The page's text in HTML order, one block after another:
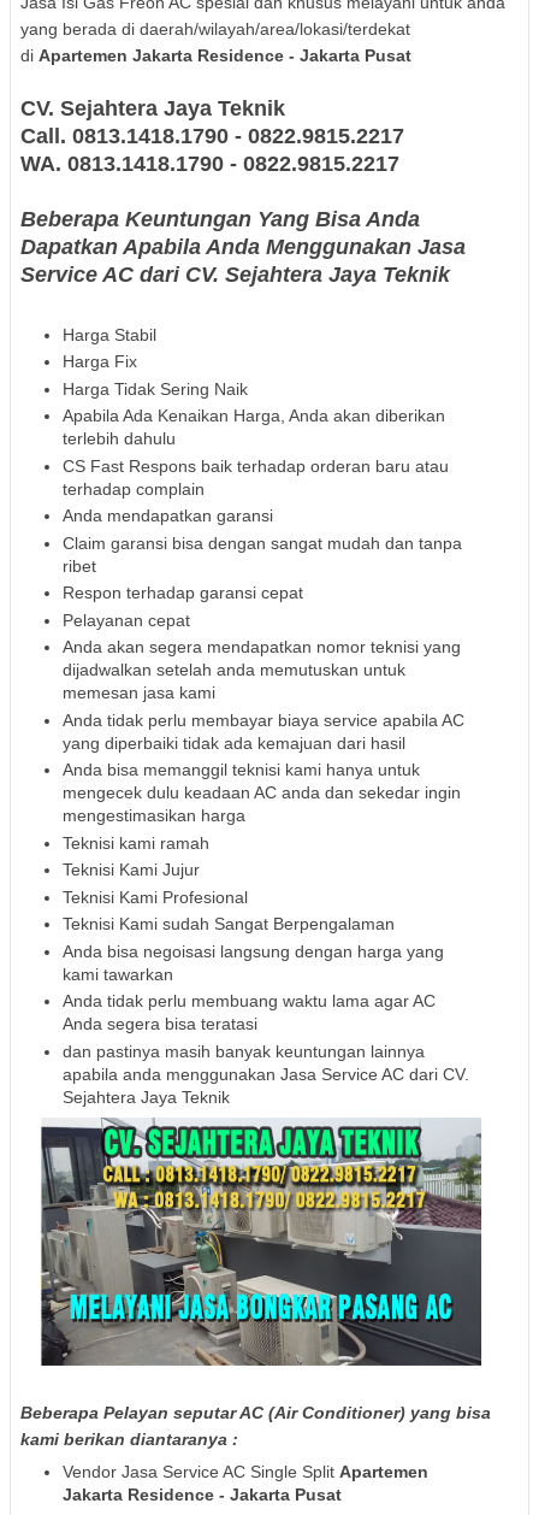
yang berada di daerah/wilayah/area/lokasi/terdekat
di Apartemen Jakarta Residence - Jakarta Pusat
CV. Sejahtera Jaya Teknik
Call. 0813.1418.1790 - 0822.9815.2217
WA. 0813.1418.1790 - 0822.9815.2217
Beberapa Keuntungan Yang Bisa Anda
Dapatkan Apabila Anda Menggunakan Jasa
Service AC dari CV. Sejahtera Jaya Teknik
Harga Stabil
Harga Fix
Harga Tidak Sering Naik
Apabila Ada Kenaikan Harga, Anda akan diberikan
terlebih dahulu
CS Fast Respons baik terhadap orderan baru atau
terhadap complain
Anda mendapatkan garansi
Claim garansi bisa dengan sangat mudah dan tanpa
ribet
Respon terhadap garansi cepat
Pelayanan cepat
Anda akan segera mendapatkan nomor teknisi yang
dijadwalkan setelah anda memutuskan untuk
memesan jasa kami
Anda tidak perlu membayar biaya service apabila AC
yang diperbaiki tidak ada kemajuan dari hasil
Anda bisa memanggil teknisi kami hanya untuk
mengecek dulu keadaan AC anda dan sekedar ingin
mengestimasikan harga
Teknisi kami ramah
Teknisi Kami Jujur
Teknisi Kami Profesional
Teknisi Kami sudah Sangat Berpengalaman
Anda bisa negoisasi langsung dengan harga yang
kami tawarkan
Anda tidak perlu membuang waktu lama agar AC
Anda segera bisa teratasi
dan pastinya masih banyak keuntungan lainnya
apabila anda menggunakan Jasa Service AC dari CV.
Sejahtera Jaya Teknik
Beberapa Pelayan seputar AC (Air Conditioner) yang bisa
kami berikan diantaranya :
Vendor Jasa Service AC Single Split Apartemen
Jakarta Residence - Jakarta Pusat